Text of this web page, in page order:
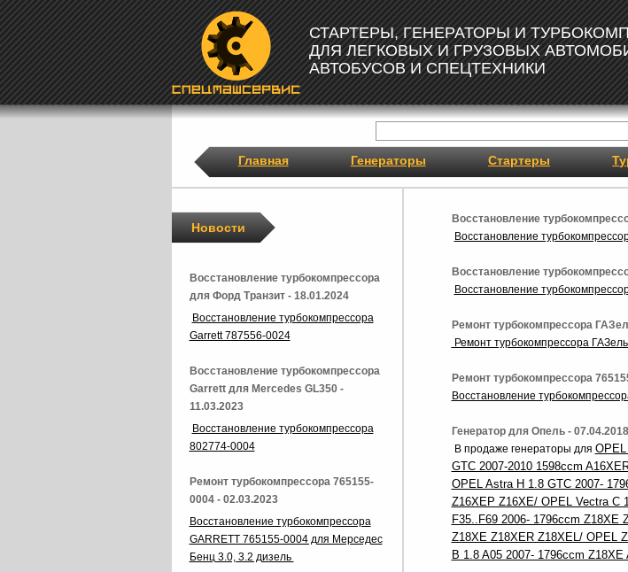
СТАРТЕРЫ, ГЕНЕРАТОРЫ И
ДЛЯ ЛЕГКОВЫХ И ГРУЗОВЫХ
АВТОБУСОВ И СПЕЦТЕХНИКИ
Главная Генераторы Стартеры
Восстановление
Восстановление
Восстановление
Восстановление
Ремонт турбокомпрессора
Ремонт турбокомпрессора
Ремонт турбокомпрессора
Восстановление
Генератор для Опель - 07.04.2018
В продаже генераторы для
GTC 2007-2010 1598ccm
OPEL Astra H 1.8 GTC 2007-
Z16XEP Z16XE/ OPEL Vectra C
F35..F69 2006- 1796ccm Z18XE
Z18XE Z18XER Z18XEL/ OPEL
B 1.8 A05 2007- 1796ccm Z18XE
Новости
Восстановление турбокомпрессора
для Форд Транзит - 18.01.2024
Восстановление турбокомпрессора
Garrett 787556-0024
Восстановление турбокомпрессора
Garrett для Mercedes GL350 -
11.03.2023
Восстановление турбокомпрессора
802774-0004
Ремонт турбокомпрессора 765155-
0004 - 02.03.2023
Восстановление турбокомпрессора
GARRETT 765155-0004 для Мерседес
Бенц 3.0, 3.2 дизель